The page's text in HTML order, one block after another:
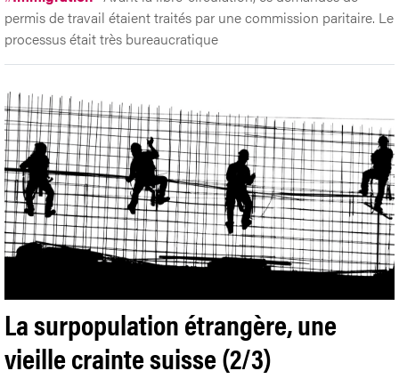
permis de travail étaient traités par une commission paritaire. Le
processus était très bureaucratique
La surpopulation étrangère, une
vieille crainte suisse (2/3)